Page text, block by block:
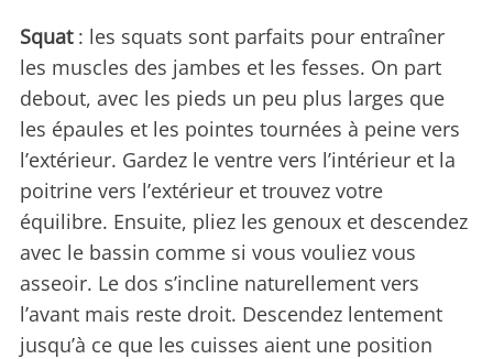
Squat : les squats sont parfaits pour entraîner
les muscles des jambes et les fesses. On part
debout, avec les pieds un peu plus larges que
les épaules et les pointes tournées à peine vers
l’extérieur. Gardez le ventre vers l’intérieur et la
poitrine vers l’extérieur et trouvez votre
équilibre. Ensuite, pliez les genoux et descendez
avec le bassin comme si vous vouliez vous
asseoir. Le dos s’incline naturellement vers
l’avant mais reste droit. Descendez lentement
jusqu’à ce que les cuisses aient une position